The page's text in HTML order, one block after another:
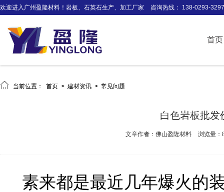
欢迎进入广州盈隆材料！岩板、石英石生产、加工厂家 咨询热线： 138-0293-3297
首页
 当前位置： 首页 > 建材资讯 > 常见问题
白色岩板批发
文章作者：佛山盈隆材料 浏览量：
素来都是最近几年爆火的